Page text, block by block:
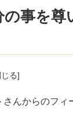
事を尊
んからのフィ